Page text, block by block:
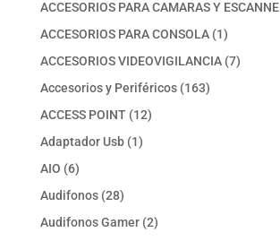
ACCESORIOS PARA CAMARAS Y
ACCESORIOS PARA CONSOLA 11
producto
ACCESORIOS VIDEOVIGILANCIA 77
Accesorios y Periféricos 163163
ACCESS POINT 1212
Adaptador Usb 11
AIO 66
productos
Audifonos 2828
productos
Audifonos Gamer 22